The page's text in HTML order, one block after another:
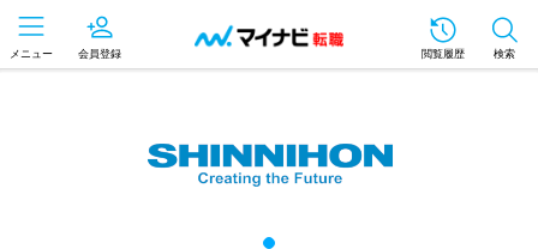
メニュー 会員登録 閲覧履歴 検索